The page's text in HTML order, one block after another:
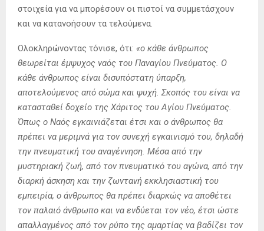
στοιχεία για να μπορέσουν οι πιστοί να συμμετάσχουν
και να κατανοήσουν τα τελούμενα.
Ολοκληρώνοντας τόνισε, ότι: «ο κάθε άνθρωπος
θεωρείται έμψυχος ναός του Παναγίου Πνεύματος. Ο
κάθε άνθρωπος είναι δισυπόστατη ύπαρξη,
αποτελούμενος από σώμα και ψυχή. Σκοπός του είναι να
κατασταθεί δοχείο της Χάριτος του Αγίου Πνεύματος.
Όπως ο Ναός εγκαινιάζεται έτσι και ο άνθρωπος θα
πρέπει να μεριμνά για τον συνεχή εγκαινισμό του, δηλαδή
την πνευματική του αναγέννηση. Μέσα από την
μυστηριακή ζωή, από τον πνευματικό του αγώνα, από την
διαρκή άσκηση και την ζωντανή εκκλησιαστική του
εμπειρία, ο άνθρωπος θα πρέπει διαρκώς να αποθέτει
τον παλαιό άνθρωπο και να ενδύεται τον νέο, έτσι ώστε
απαλλαγμένος από τον ρύπο της αμαρτίας να βαδίζει τον